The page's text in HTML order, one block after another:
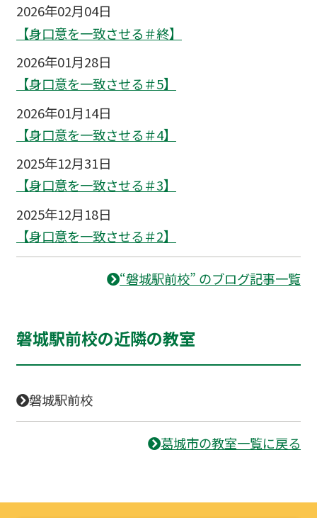
2026年02月04日
【身口意を一致させる＃終】
2026年01月28日
【身口意を一致させる＃5】
2026年01月14日
【身口意を一致させる＃4】
2025年12月31日
【身口意を一致させる＃3】
2025年12月18日
【身口意を一致させる＃2】
“磐城駅前校” のブログ記事一覧
磐城駅前校の近隣の教室
磐城駅前校
葛城市の教室一覧に戻る